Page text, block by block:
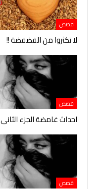
قصص
لا تكثروا من الفضفضة !!
قصص
احداث غامضة الجزء الثانى
قصص